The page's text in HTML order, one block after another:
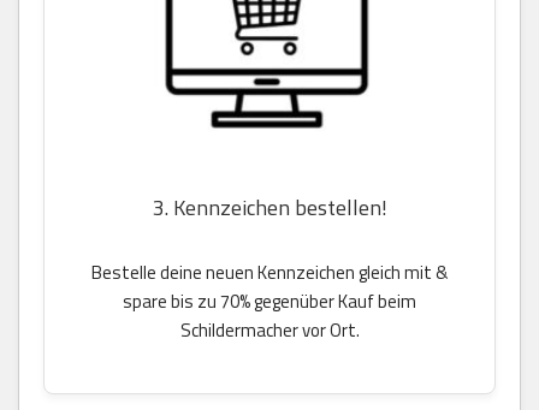
3. Kennzeichen bestellen!
Bestelle deine neuen Kennzeichen gleich mit &
spare bis zu 70% gegenüber Kauf beim
Schildermacher vor Ort.